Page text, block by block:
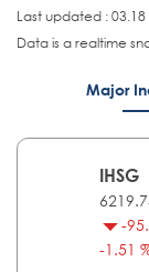
Last updated :
Data is a realtime
Major
IHSG
-
-1.51